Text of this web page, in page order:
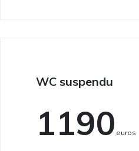
WC suspendu
1190 Euros